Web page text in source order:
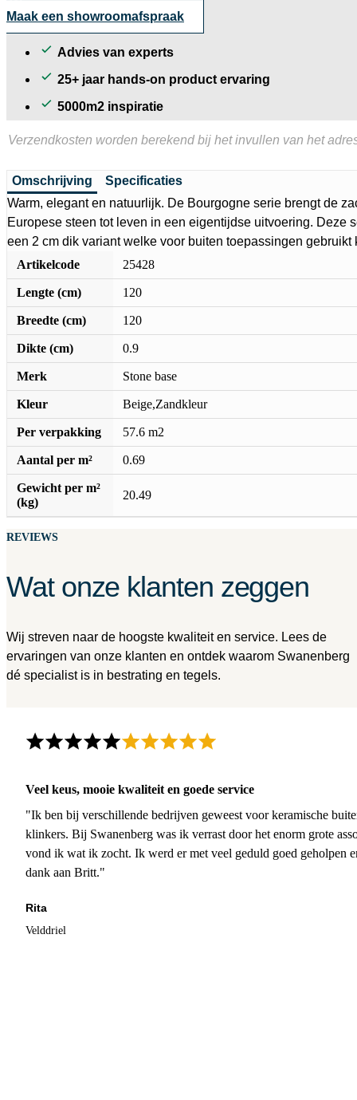
Maak een showroomafspraak
Advies van experts
25+ jaar hands-on product ervaring
5000m2 inspiratie
Verzendkosten worden berekend bij het invullen van het
Omschrijving
Specificaties
Warm, elegant en natuurlijk. De Bourgogne serie brengt de
Europese steen tot leven in een eigentijdse uitvoering. Deze
een 2 cm dik variant welke voor buiten toepassingen gebruikt
Artikelcode
25428
Lengte (cm) 120
Breedte (cm) 120
Dikte (cm) 0.9
Merk Stone base
Kleur Beige,Zandkleur
Per verpakking 57.6 m2
Aantal per m² 0.69
Gewicht per m²
(kg)
20.49
REVIEWS
Wat onze klanten zeggen
Wij streven naar de hoogste kwaliteit en service. Lees de
ervaringen van onze klanten en ontdek waarom Swanenberg
dé specialist is in bestrating en tegels.
Veel keus, mooie kwaliteit en goede service
"Ik ben bij verschillende bedrijven geweest voor keramische
klinkers. Bij Swanenberg was ik verrast door het enorm grote
vond ik wat ik zocht. Ik werd er met veel geduld goed geholpen
dank aan Britt."
Rita
Velddriel